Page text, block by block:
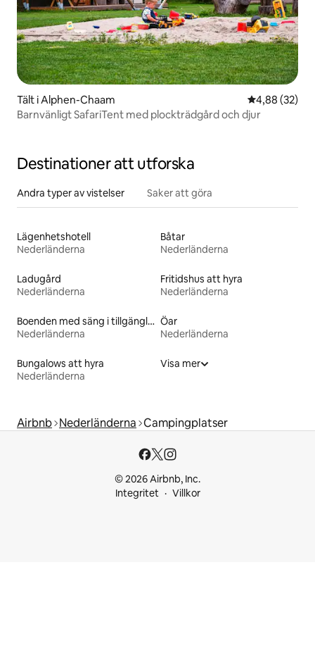
Tält i Alphen-Chaam 4,88 av 5 i
4,88 (32)
Barnvänligt SafariTent med plockträdgård och djur
Destinationer att utforska
Andra typer av vistelser Saker att göra
Lägenhetshotell
Nederländerna
Båtar
Nederländerna
Ladugård
Nederländerna
Fritidshus att hyra
Nederländerna
Boenden med säng i tillgänglighetsanpassad höjd
Nederländerna
Öar
Nederländerna
Bungalows att hyra
Nederländerna
Visa mer
Airbnb Nederländerna Campingplatser
© 2026 Airbnb, Inc.
Integritet
Villkor